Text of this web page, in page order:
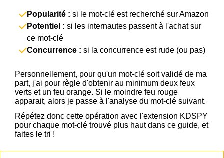
Popularité : si le mot-clé est recherché sur Amazon
Potentiel : si les internautes passent à l'achat sur
ce mot-clé
Concurrence : si la concurrence est rude (ou pas)
Personnellement, pour qu'un mot-clé soit validé de ma
part, j'ai pour règle d'obtenir au minimum deux feux
verts et un feu orange. Si le moindre feu rouge
apparait, alors je passe à l'analyse du mot-clé suivant.
Répétez donc cette opération avec l'extension KDSPY
pour chaque mot-clé trouvé plus haut dans ce guide, et
faites le tri !